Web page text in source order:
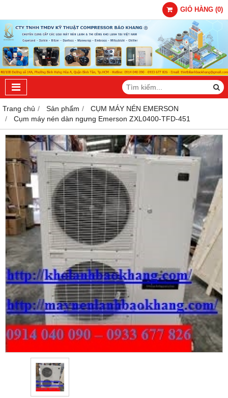
GIỎ HÀNG (0)
Trang chủ Sản phẩm
CỤM MÁY NÉN EMERSON
Cụm máy nén dàn ngưng Emerson ZXL0400-TFD-451